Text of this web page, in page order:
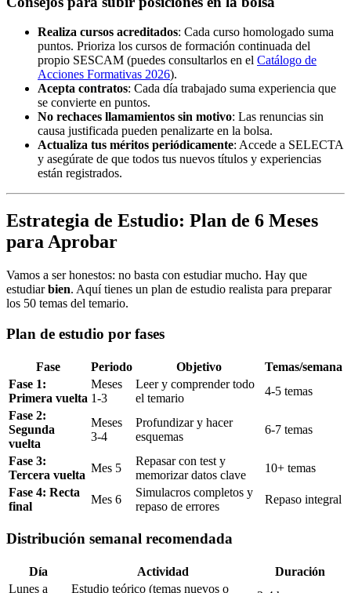
Realiza cursos acreditados: Cada curso homologado suma
puntos. Prioriza los cursos de formación continuada del
propio SESCAM (puedes consultarlos en el Catálogo de
Acciones Formativas 2026).
Acepta contratos: Cada día trabajado suma experiencia que
se convierte en puntos.
No rechaces llamamientos sin motivo: Las renuncias sin
causa justificada pueden penalizarte en la bolsa.
Actualiza tus méritos periódicamente: Accede a SELECTA
y asegúrate de que todos tus nuevos títulos y experiencias
están registrados.
Estrategia de Estudio: Plan de 6 Meses
para Aprobar
Vamos a ser honestos: no basta con estudiar mucho. Hay que
estudiarbien. Aquí tienes un plan de estudio realista para preparar
los 50 temas del temario.
Plan de estudio por fases
Fase Periodo Objetivo
Temas/semana
Fase 1:
Primera vuelta
Meses
1-3
Leer y comprender todo
el temario
4-5 temas
Fase 2:
Segunda
vuelta
Meses
3-4
Profundizar y hacer
esquemas
6-7 temas
Fase 3:
Tercera vuelta
Mes 5
Repasar con test y
memorizar datos clave
10+ temas
Fase 4: Recta
final
Mes 6
Simulacros completos y
repaso de errores
Repaso integral
Distribución semanal recomendada
Día Actividad
Duración
Lunes a
Estudio teórico (temas nuevos o